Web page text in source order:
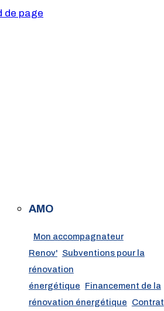
de page
AMO
Mon accompagnateur
Renov' Subventions pour la
rénovation
énergétique Financement de la
rénovation énergétique Contrat